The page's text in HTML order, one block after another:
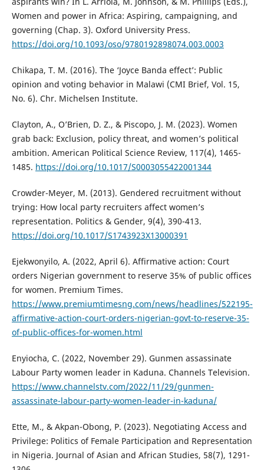
Women and power in Africa: Aspiring, campaigning, and
governing (Chap. 3). Oxford University Press.
https://doi.org/10.1093/oso/9780192898074.003.0003
Chikapa, T. M. (2016). The ‘Joyce Banda effect’: Public
opinion and voting behavior in Malawi (CMI Brief, Vol. 15,
No. 6). Chr. Michelsen Institute.
Clayton, A., O’Brien, D. Z., & Piscopo, J. M. (2023). Women
grab back: Exclusion, policy threat, and women’s political
ambition. American Political Science Review, 117(4), 1465-
1485. https://doi.org/10.1017/S0003055422001344
Crowder-Meyer, M. (2013). Gendered recruitment without
trying: How local party recruiters affect women’s
representation. Politics & Gender, 9(4), 390-413.
https://doi.org/10.1017/S1743923X13000391
Ejekwonyilo, A. (2022, April 6). Affirmative action: Court
orders Nigerian government to reserve 35% of public offices
for women. Premium Times.
https://www.premiumtimesng.com/news/headlines/522195-
affirmative-action-court-orders-nigerian-govt-to-reserve-35-
of-public-offices-for-women.html
Enyiocha, C. (2022, November 29). Gunmen assassinate
Labour Party women leader in Kaduna. Channels Television.
https://www.channelstv.com/2022/11/29/gunmen-
assassinate-labour-party-women-leader-in-kaduna/
Ette, M., & Akpan-Obong, P. (2023). Negotiating Access and
Privilege: Politics of Female Participation and Representation
in Nigeria. Journal of Asian and African Studies, 58(7), 1291-